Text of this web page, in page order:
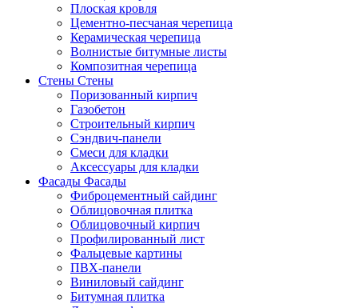
Плоская кровля
Цементно-песчаная черепица
Керамическая черепица
Волнистые битумные листы
Композитная черепица
Стены Стены
Поризованный кирпич
Газобетон
Строительный кирпич
Сэндвич-панели
Смеси для кладки
Аксессуары для кладки
Фасады Фасады
Фиброцементный сайдинг
Облицовочная плитка
Облицовочный кирпич
Профилированный лист
Фальцевые картины
ПВХ-панели
Виниловый сайдинг
Битумная плитка